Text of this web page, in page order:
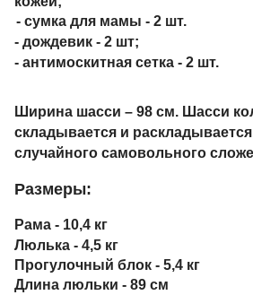
- сумка для мамы - 2 шт.
- дождевик - 2 шт;
- антимоскитная сетка - 2 шт.
Ширина шасси – 98 см. Шасси
складывается и
случайного самовольного
Размеры:
Рама - 10,4 кг
Люлька - 4,5 кг
Прогулочный блок - 5,4 кг
Длина люльки - 89 см